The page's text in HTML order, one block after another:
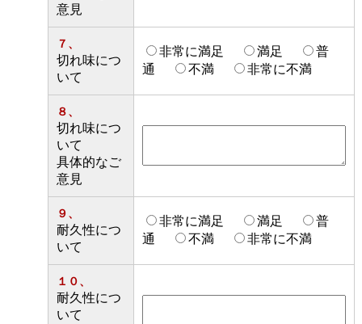
意見
７、
切れ味につ
いて
非常に満足 満足
普
通
不満 非常に不満
８、
切れ味につ
いて
具体的なご
意見
９、
耐久性につ
いて
非常に満足 満足
普
通
不満 非常に不満
１０、
耐久性につ
いて